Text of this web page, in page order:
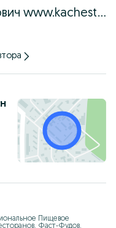
Вадим Александрович www.kachestvo.kz
Пищевое
Фаст-Фудов,